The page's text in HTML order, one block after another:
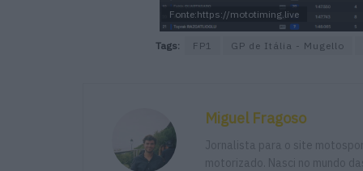
Fonte:https://mototiming.live
Tags: FP1 GP de Itália - Mugello
Miguel Fragoso
Jornalista para o site
motorizado. Nasci no mundo